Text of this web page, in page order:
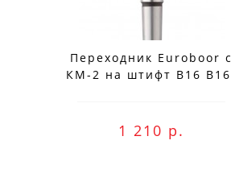
Заказ вы можете оплатить
Переходник Euroboor с
КМ-2 на штифт B16
1 210 р.